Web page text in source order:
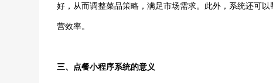
好，从而调整菜品策略，满足市场需求。此外，系统还可
营效率。
三、点餐小程序系统的意义